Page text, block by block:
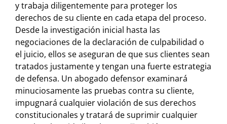
y trabaja diligentemente para proteger los
derechos de su cliente en cada etapa del proceso.
Desde la investigación inicial hasta las
negociaciones de la declaración de culpabilidad o
el juicio, ellos se aseguran de que sus clientes sean
tratados justamente y tengan una fuerte estrategia
de defensa. Un abogado defensor examinará
minuciosamente las pruebas contra su cliente,
impugnará cualquier violación de sus derechos
constitucionales y tratará de suprimir cualquier